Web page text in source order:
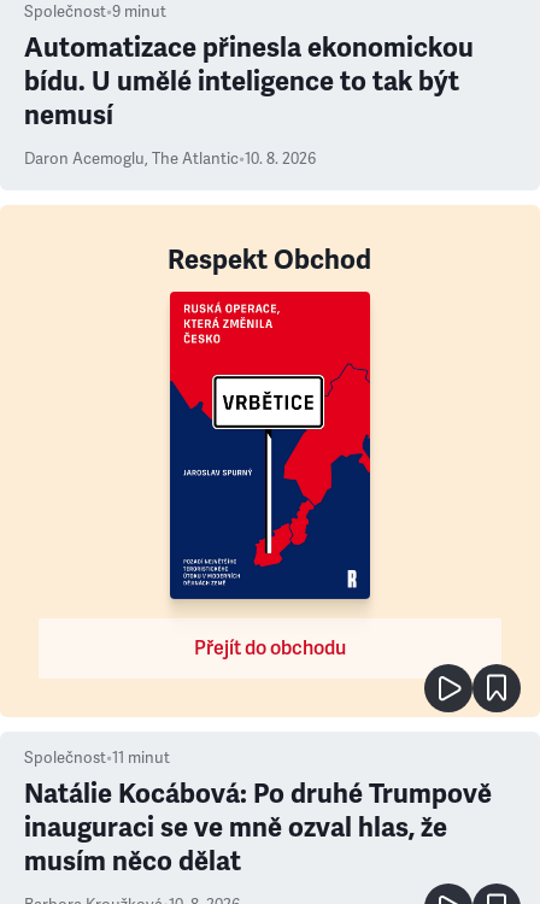
Společnost•9 minut
Automatizace přinesla ekonomickou
bídu. U umělé inteligence to tak být
nemusí
Daron Acemoglu, The Atlantic•10. 8. 2026
Respekt Obchod
Přejít do obchodu
Společnost•11 minut
Natálie Kocábová: Po druhé Trumpově
inauguraci se ve mně ozval hlas, že
musím něco dělat